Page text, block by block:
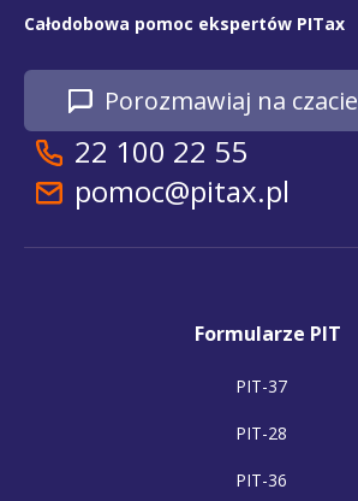
Całodobowa pomoc ekspertów PITax
Porozmawiaj na czacie
22 100 22 55
pomoc@pitax.pl
Formularze PIT
PIT-37
PIT-28
PIT-36